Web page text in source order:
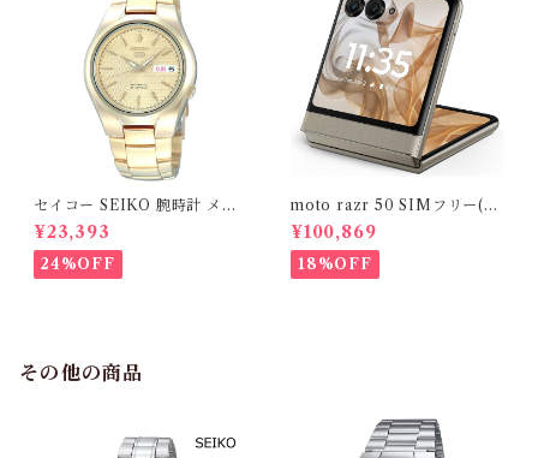
セイコー SEIKO 腕時計 メン
ズ SNK610K1 SEIKO5 自動
巻き ゴールド Automatic
¥23,393
24%OFF
moto razr 50 SIMフリー(12
GB/512GB) motorola 折りた
たみスマホ
¥100,869
18%OFF
その他の商品